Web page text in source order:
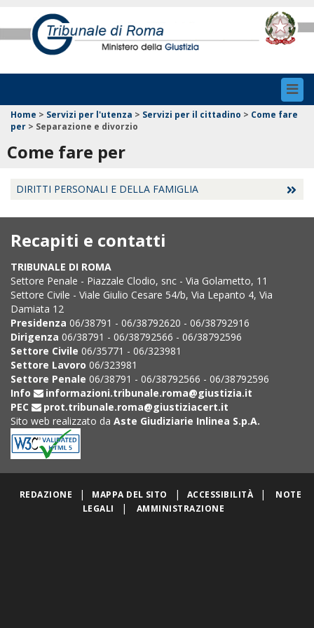
Home > Servizi per l'utenza > Servizi per il cittadino > Come fare
per > Separazione e divorzio
Come fare per
DIRITTI PERSONALI E DELLA FAMIGLIA
Recapiti e contatti
TRIBUNALE DI ROMA
Settore Penale - Piazzale Clodio, snc - Via Golametto, 11
Settore Civile - Viale Giulio Cesare 54/b, Via Lepanto 4, Via
Damiata 12
Presidenza 06/38791 - 06/38792620 - 06/38792916
Dirigenza 06/38791 - 06/38792566 - 06/38792596
Settore Civile 06/35771 - 06/323981
Settore Lavoro 06/323981
Settore Penale 06/38791 - 06/38792566 - 06/38792596
Info
informazioni.tribunale.roma@giustizia.it
PEC
prot.tribunale.roma@giustiziacert.it
Sito web realizzato da Aste Giudiziarie Inlinea S.p.A.
REDAZIONE | MAPPA DEL SITO | ACCESSIBILITÀ |
NOTE
LEGALI
| AMMINISTRAZIONE